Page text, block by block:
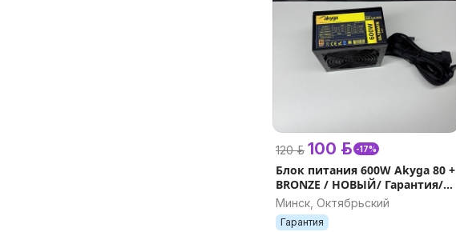
120 р. 100 р. -17%
Блок питания 600W Akyga 80 +
BRONZE / НОВЫЙ/ Гарантия/
OEM
Минск, Октябрьский
Гарантия